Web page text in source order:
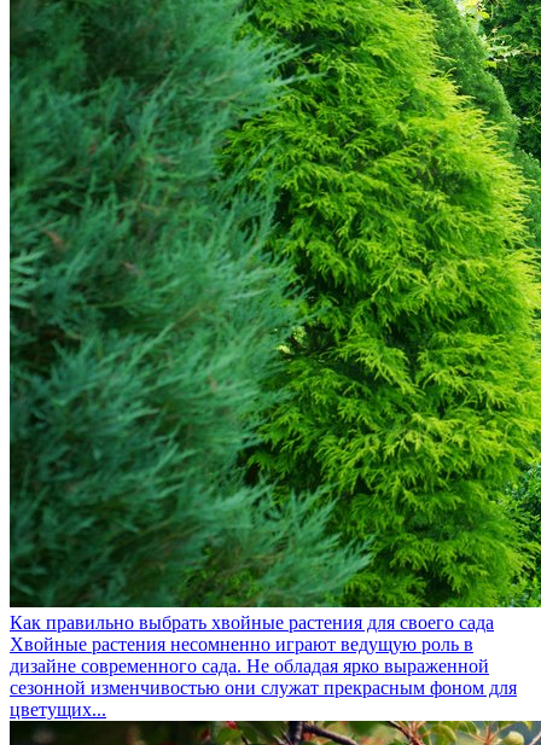
Как правильно выбрать хвойные растения для своего сада
Хвойные растения несомненно играют ведущую роль в
дизайне современного сада. Не обладая ярко выраженной
сезонной изменчивостью они служат прекрасным фоном для
цветущих...